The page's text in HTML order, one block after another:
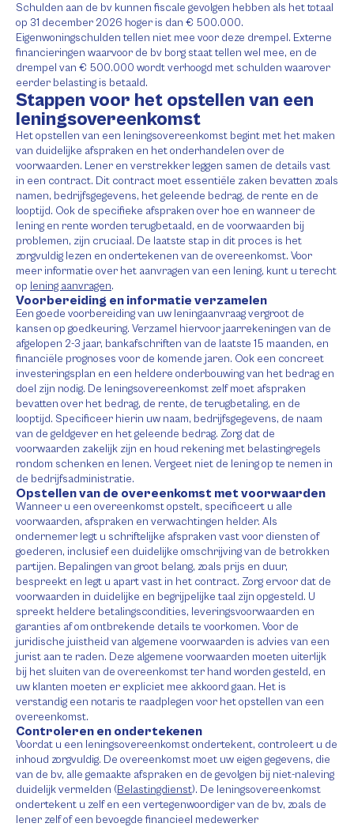
Schulden aan de bv kunnen fiscale gevolgen hebben als het totaal
op 31 december 2026 hoger is dan € 500.000.
Eigenwoningschulden tellen niet mee voor deze drempel. Externe
financieringen waarvoor de bv borg staat tellen wel mee, en de
drempel van € 500.000 wordt verhoogd met schulden waarover
eerder belasting is betaald.
Stappen voor het opstellen van een
leningsovereenkomst
Het opstellen van een leningsovereenkomst begint met het maken
van duidelijke afspraken en het onderhandelen over de
voorwaarden. Lener en verstrekker leggen samen de details vast
in een contract. Dit contract moet essentiële zaken bevatten zoals
namen, bedrijfsgegevens, het geleende bedrag, de rente en de
looptijd. Ook de specifieke afspraken over hoe en wanneer de
lening en rente worden terugbetaald, en de voorwaarden bij
problemen, zijn cruciaal. De laatste stap in dit proces is het
zorgvuldig lezen en ondertekenen van de overeenkomst. Voor
meer informatie over het aanvragen van een lening, kunt u terecht
op lening aanvragen.
Voorbereiding en informatie verzamelen
Een goede voorbereiding van uw leningaanvraag vergroot de
kansen op goedkeuring. Verzamel hiervoor jaarrekeningen van de
afgelopen 2-3 jaar, bankafschriften van de laatste 15 maanden, en
financiële prognoses voor de komende jaren. Ook een concreet
investeringsplan en een heldere onderbouwing van het bedrag en
doel zijn nodig. De leningsovereenkomst zelf moet afspraken
bevatten over het bedrag, de rente, de terugbetaling, en de
looptijd. Specificeer hierin uw naam, bedrijfsgegevens, de naam
van de geldgever en het geleende bedrag. Zorg dat de
voorwaarden zakelijk zijn en houd rekening met belastingregels
rondom schenken en lenen. Vergeet niet de lening op te nemen in
de bedrijfsadministratie.
Opstellen van de overeenkomst met voorwaarden
Wanneer u een overeenkomst opstelt, specificeert u alle
voorwaarden, afspraken en verwachtingen helder. Als
ondernemer legt u schriftelijke afspraken vast voor diensten of
goederen, inclusief een duidelijke omschrijving van de betrokken
partijen. Bepalingen van groot belang, zoals prijs en duur,
bespreekt en legt u apart vast in het contract. Zorg ervoor dat de
voorwaarden in duidelijke en begrijpelijke taal zijn opgesteld. U
spreekt heldere betalingscondities, leveringsvoorwaarden en
garanties af om ontbrekende details te voorkomen. Voor de
juridische juistheid van algemene voorwaarden is advies van een
jurist aan te raden. Deze algemene voorwaarden moeten uiterlijk
bij het sluiten van de overeenkomst ter hand worden gesteld, en
uw klanten moeten er expliciet mee akkoord gaan. Het is
verstandig een notaris te raadplegen voor het opstellen van een
overeenkomst.
Controleren en ondertekenen
Voordat u een leningsovereenkomst ondertekent, controleert u de
inhoud zorgvuldig. De overeenkomst moet uw eigen gegevens, die
van de bv, alle gemaakte afspraken en de gevolgen bij niet-naleving
duidelijk vermelden (Belastingdienst). De leningsovereenkomst
ondertekent u zelf en een vertegenwoordiger van de bv, zoals de
lener zelf of een bevoegde financieel medewerker